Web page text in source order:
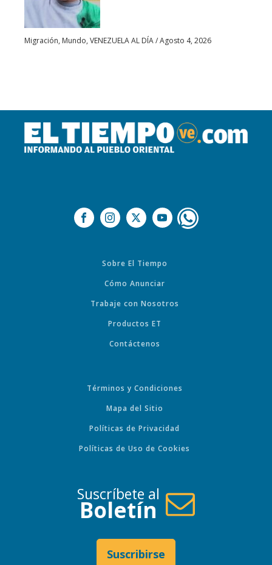
Migración, Mundo, VENEZUELA AL DÍA/Agosto 4, 2026
Sobre El Tiempo
Cómo Anunciar
Trabaje con Nosotros
Productos ET
Contáctenos
Términos y Condiciones
Mapa del Sitio
Políticas de Privacidad
Políticas de Uso de Cookies
Suscríbete al
Boletín
Suscribirse